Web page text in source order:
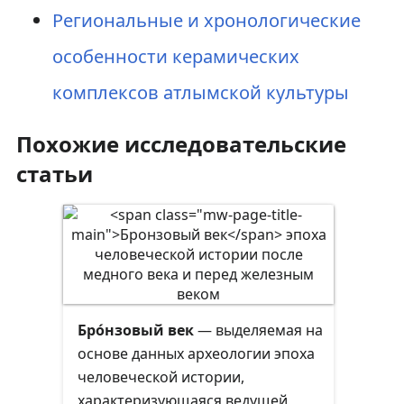
Региональные и хронологические
особенности керамических
комплексов атлымской культуры
Похожие исследовательские
статьи
Бро́нзовый век— выделяемая на
основе данных археологии эпоха
человеческой истории,